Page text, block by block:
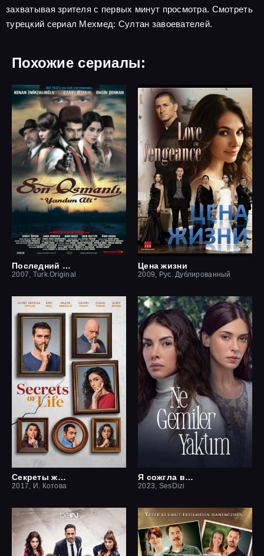
захватывая зрителя с первых минут просмотра. Смотреть
турецкий сериал Мехмед: Султан завоевателей.
Похожие сериалы:
Последний оттоман: Яндим Али
2007, Turk.Original
Цена жизни
2009, Рус. Дублированный
Секреты жизни
2017, И. Котова
Я сожгла все мосты / Какие корабли я сжёг
2023, SesDizi